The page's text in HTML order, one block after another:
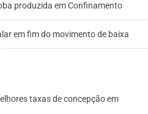
produzida em Confinamento
em fim do movimento de baixa
taxas de concepção em